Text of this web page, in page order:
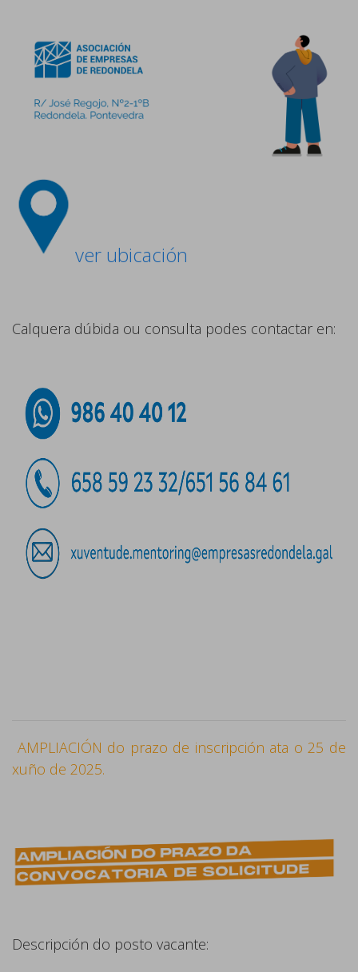
ver ubicación
Calquera dúbida ou consulta podes contactar en:
AMPLIACIÓN do prazo de inscripción ata o 25 de
xuño de 2025.
Descripción do posto vacante: